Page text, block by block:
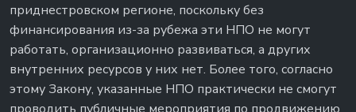
приднестровском регионе, поскольку без
финансирования из-за рубежа эти НПО не могут
работать, организационно развиваться, а других
внутренних ресурсов у них нет. Более того, согласно
этому Закону, указанные НПО практически не смогут